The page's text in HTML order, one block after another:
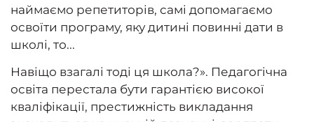
наймаємо репетиторів, самі допомагаємо
освоїти програму, яку дитині повинні дати в
школі, то...
Навіщо взагалі тоді ця школа?». Педагогічна
освіта перестала бути гарантією високої
кваліфікації, престижність викладання